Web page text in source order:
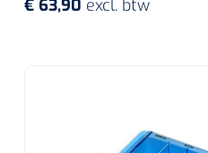
€ 63,90 excl. btw